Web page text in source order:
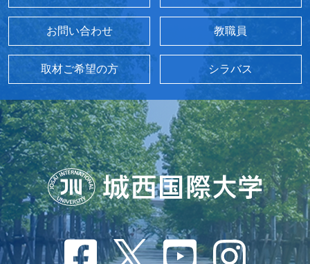
お問い合わせ 教職員
取材ご希望の方 シラバス